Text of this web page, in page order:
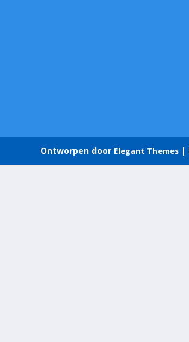
Ontworpen door Elegant Themes |